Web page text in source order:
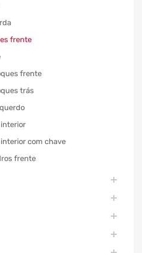
frente
frente
trás
com chave
frente